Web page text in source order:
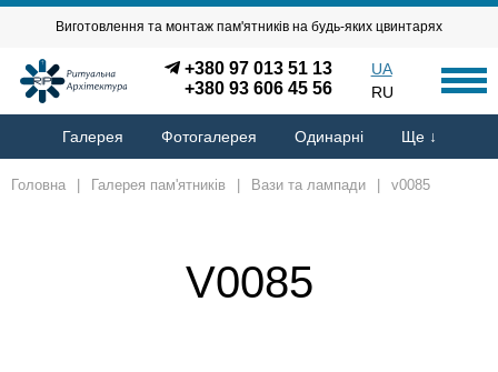
Виготовлення та монтаж пам'ятників на будь-яких цвинтарях
+380 97 013 51 13
+380 93 606 45 56
UA
RU
Галерея Фотогалерея Одинарні Ще ↓
Головна Галерея пам'ятників Вази та лампади v0085
V0085